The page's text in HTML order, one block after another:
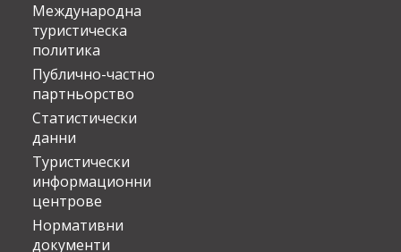
Международна
туристическа
политика
Публично-частно
партньорство
Статистически
данни
Туристически
информационни
центрове
Нормативни
документи